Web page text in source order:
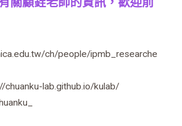
ch/people/ipmb_researche
chuanku-lab.github.io/kulab/